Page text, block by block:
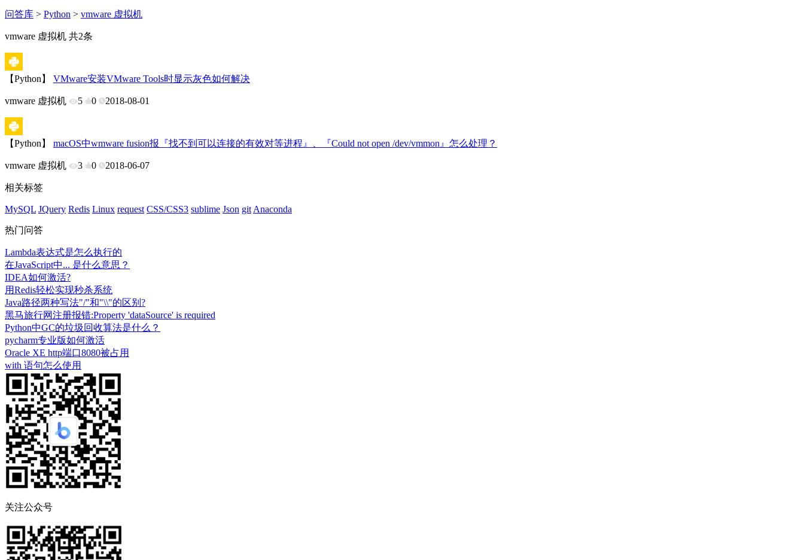
问答库 > Python > vmware 虚拟机
vmware 虚拟机 共2条
【Python】 VMware安装VMware Tools时显示灰色如何解决
vmware 虚拟机 5 0 2018-08-01
【Python】 macOS中wmware fusion报『找不到可以连接的有效对等进程』、『Could not open /dev/vmmon』怎么处理？
vmware 虚拟机 3 0 2018-06-07
相关标签
MySQL JQuery Redis Linux request CSS/CSS3 sublime Json git Anaconda
热门问答
Lambda表达式是怎么执行的
在JavaScript中... 是什么意思？
IDEA如何激活?
用Redis轻松实现秒杀系统
Java路径两种写法"/"和"\\"的区别?
黑马旅行网注册报错:Property 'dataSource' is required
Python中GC的垃圾回收算法是什么？
pycharm专业版如何激活
Oracle XE http端口8080被占用
with 语句怎么使用
关注公众号